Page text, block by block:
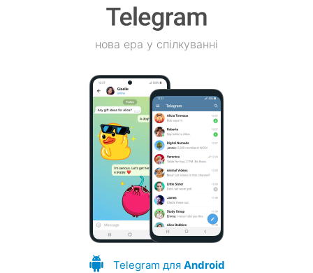
нова ера у спілкуванні
Telegram для Android